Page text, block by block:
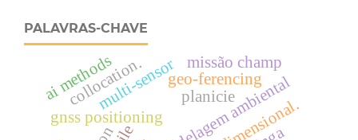
PALAVRAS-CHAVE
gnss positioningmodelagem ambiental
multi-sensorgeo-ferencing
collocation.
ai methods planicie
missão champ